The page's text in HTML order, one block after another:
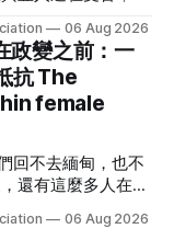
倖存者與及親屬發
身。她的泰文名
135
全世界最受迫害的
種族滅絕已經持續
如何抵抗？ 我
來台，親身講述
也分享作為一名羅
亞女性難民領導的
更剖析種族滅絕
種族主義與父權。
06 Aug 2026
政變之前：一
抗 The
female
還有這麼多人在犧
發聲、集結社區的
06 Aug 2026